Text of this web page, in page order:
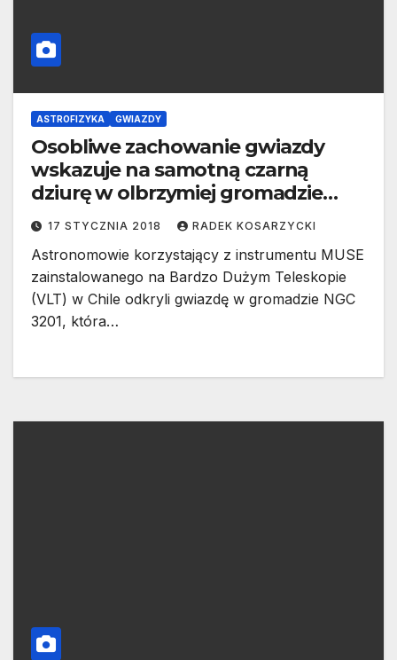
ASTROFIZYKA GWIAZDY
Osobliwe zachowanie gwiazdy
wskazuje na samotną czarną
dziurę w olbrzymiej gromadzie
gwiazd
17 STYCZNIA 2018 RADEK KOSARZYCKI
Astronomowie korzystający z instrumentu MUSE
zainstalowanego na Bardzo Dużym Teleskopie
(VLT) w Chile odkryli gwiazdę w gromadzie NGC
3201, która…